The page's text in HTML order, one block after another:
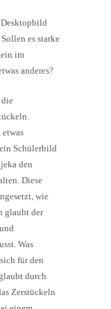
es starke
ein im
anderes?
die
Schülerbild
den
Diese
wie
glaubt der
Was
für den
durch
Zerstückeln